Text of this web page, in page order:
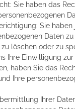
Sie haben das
Sie
Daten
löschen oder zu
Ihre Einwilligung
haben Sie das
Ihre
Ihrer